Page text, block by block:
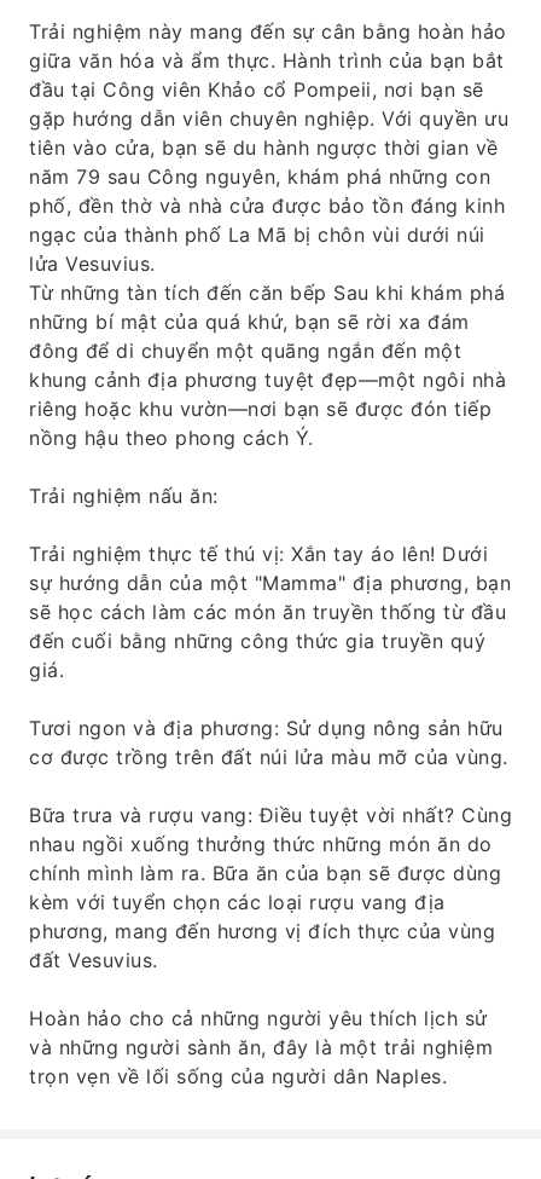
Trải nghiệm này mang đến sự cân bằng hoàn hảo
giữa văn hóa và ẩm thực. Hành trình của bạn bắt
đầu tại Công viên Khảo cổ Pompeii, nơi bạn sẽ
gặp hướng dẫn viên chuyên nghiệp. Với quyền ưu
tiên vào cửa, bạn sẽ du hành ngược thời gian về
năm 79 sau Công nguyên, khám phá những con
phố, đền thờ và nhà cửa được bảo tồn đáng kinh
ngạc của thành phố La Mã bị chôn vùi dưới núi
lửa Vesuvius.
Từ những tàn tích đến căn bếp Sau khi khám phá
những bí mật của quá khứ, bạn sẽ rời xa đám
đông để di chuyển một quãng ngắn đến một
khung cảnh địa phương tuyệt đẹp—một ngôi nhà
riêng hoặc khu vườn—nơi bạn sẽ được đón tiếp
nồng hậu theo phong cách Ý.
Trải nghiệm nấu ăn:
Trải nghiệm thực tế thú vị: Xắn tay áo lên! Dưới
sự hướng dẫn của một "Mamma" địa phương, bạn
sẽ học cách làm các món ăn truyền thống từ đầu
đến cuối bằng những công thức gia truyền quý
giá.
Tươi ngon và địa phương: Sử dụng nông sản hữu
cơ được trồng trên đất núi lửa màu mỡ của vùng.
Bữa trưa và rượu vang: Điều tuyệt vời nhất? Cùng
nhau ngồi xuống thưởng thức những món ăn do
chính mình làm ra. Bữa ăn của bạn sẽ được dùng
kèm với tuyển chọn các loại rượu vang địa
phương, mang đến hương vị đích thực của vùng
đất Vesuvius.
Hoàn hảo cho cả những người yêu thích lịch sử
và những người sành ăn, đây là một trải nghiệm
trọn vẹn về lối sống của người dân Naples.